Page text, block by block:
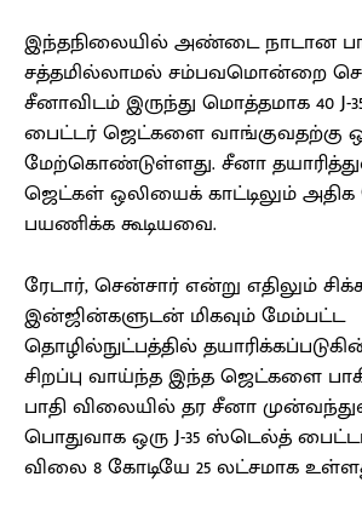
இந்தநிலையில் அண்டை நாடான
சத்தமில்லாமல் சம்பவமொன்றை
சீனாவிடம் இருந்து மொத்தமாக 40
பைட்டர் ஜெட்களை வாங்குவதற்கு
மேற்கொண்டுள்ளது. சீனா
ஜெட்கள் ஒலியைக் காட்டிலும்
பயணிக்க கூடியவை.
ரேடார், சென்சார் என்று எதிலும்
இன்ஜின்களுடன் மிகவும் மேம்பட்ட
தொழில்நுட்பத்தில்
சிறப்பு வாய்ந்த இந்த ஜெட்களை
பாதி விலையில் தர சீனா
பொதுவாக ஒரு J-35 ஸ்டெல்த்
விலை 8 கோடியே 25 லட்சமாக